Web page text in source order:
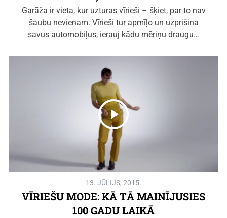
Garāža ir vieta, kur uzturas vīrieši – šķiet, par to nav
šaubu nevienam. Vīrieši tur apmīļo un uzprišina
savus automobiļus, ierauj kādu mēriņu draugu…
13. JŪLIJS, 2015.
VĪRIEŠU MODE: KĀ TĀ MAINĪJUSIES
100 GADU LAIKĀ